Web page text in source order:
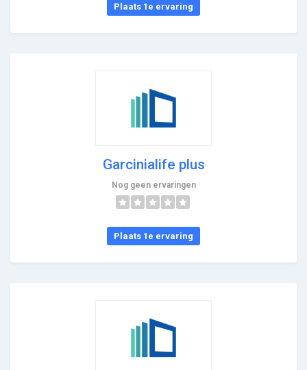
Plaats 1e ervaring
Garcinialife plus
Nog geen ervaringen
Plaats 1e ervaring